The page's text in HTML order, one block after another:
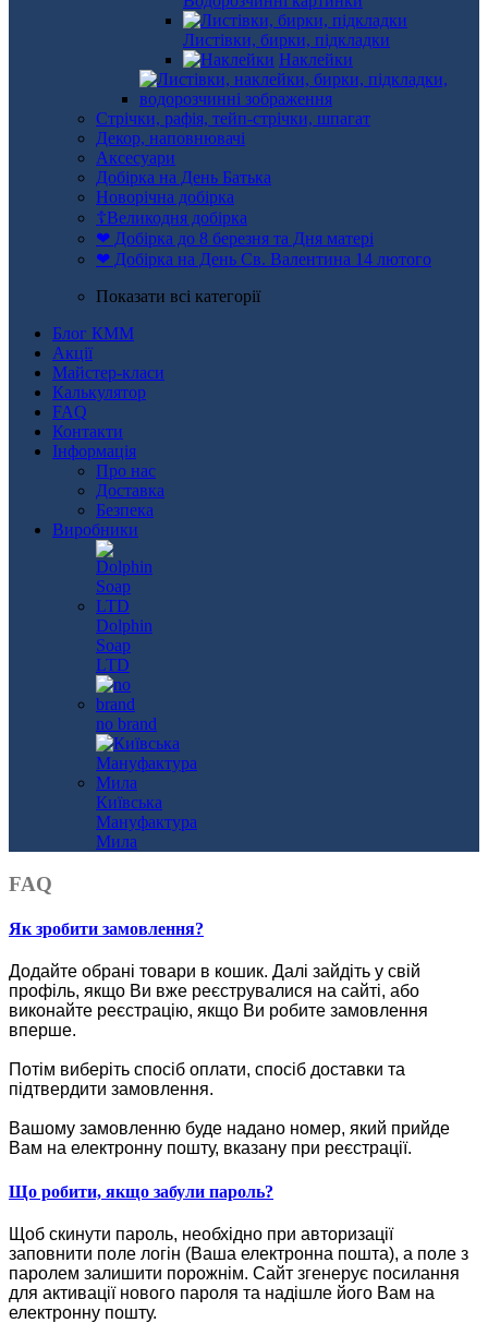
Листівки, бирки, підкладки
Наклейки
Стрічки, рафія, тейп-стрічки, шпагат
Декор, наповнювачі
Аксесуари
Добірка на День Батька
Новорічна добірка
☦Великодня добірка
❤ Добірка до 8 березня та Дня матері
❤ Добірка на День Св. Валентина 14 лютого
Показати всі категорії
Блог КММ
Акції
Майстер-класи
Калькулятор
FAQ
Контакти
Інформація
Про нас
Доставка
Безпека
Виробники
Dolphin
Soap
LTD
no brand
Київська
Мануфактура
Мила
FAQ
Як зробити замовлення?
Додайте обрані товари в кошик. Далі зайдіть у свій
профіль, якщо Ви вже реєструвалися на сайті, або
виконайте реєстрацію, якщо Ви робите замовлення
вперше.
Потім виберіть спосіб оплати, спосіб доставки та
підтвердити замовлення.
Вашому замовленню буде надано номер, який прийде
Вам на електронну пошту, вказану при реєстрації.
Що робити, якщо забули пароль?
Щоб скинути пароль, необхідно при авторизації
заповнити поле логін (Ваша електронна пошта), а поле з
паролем залишити порожнім. Сайт згенерує посилання
для активації нового пароля та надішле його Вам на
електронну пошту.